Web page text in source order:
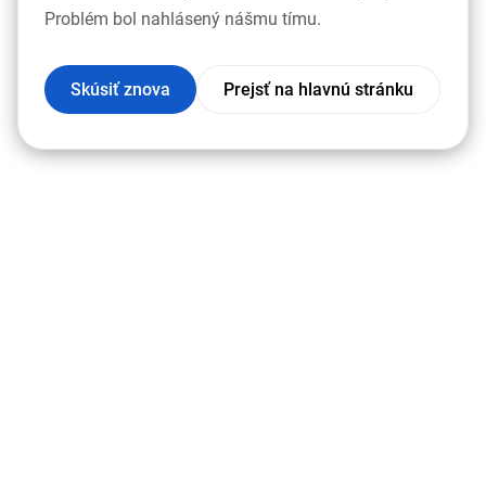
Problém bol nahlásený nášmu tímu.
Skúsiť znova Prejsť na hlavnú stránku